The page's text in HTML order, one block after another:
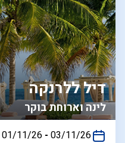
לינה וארוחת בוקר
דיל ללרנקה
בין
01/11/26 - 03/11/26